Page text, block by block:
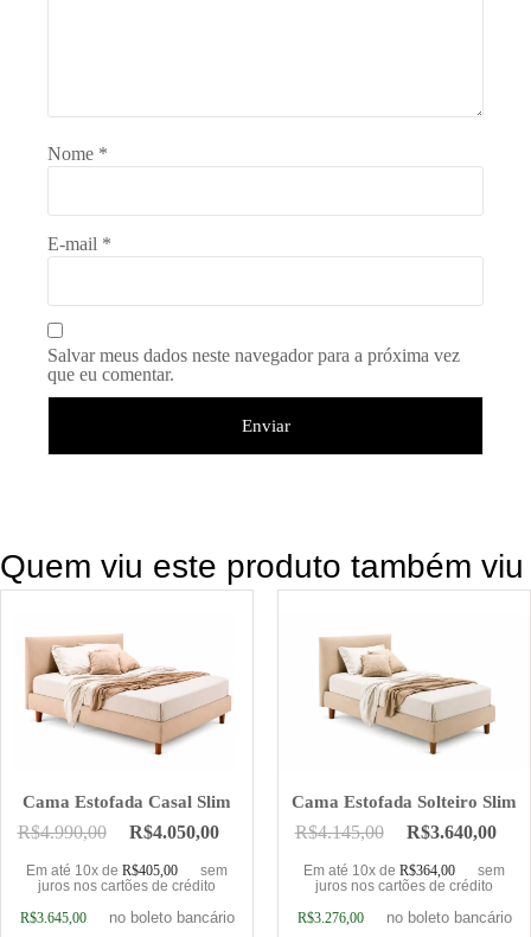
Nome *
E-mail *
Salvar meus dados neste navegador para a próxima vez
que eu comentar.
Quem viu este produto também viu
Cama Estofada Casal Slim
R$4.990,00 R$4.050,00
Em até 10x de R$405,00
sem
juros nos cartões de crédito
R$3.645,00 no boleto bancário
Cama Estofada Solteiro Slim
R$4.145,00 R$3.640,00
Em até 10x de R$364,00
sem
juros nos cartões de crédito
R$3.276,00 no boleto bancário